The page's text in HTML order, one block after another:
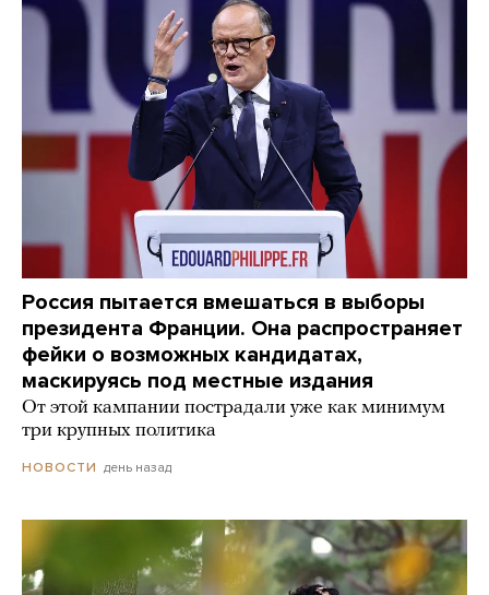
Россия пытается вмешаться в выборы
президента Франции. Она распространяет
фейки о возможных кандидатах,
маскируясь под местные издания
От этой кампании пострадали уже как минимум
три крупных политика
НОВОСТИ день назад